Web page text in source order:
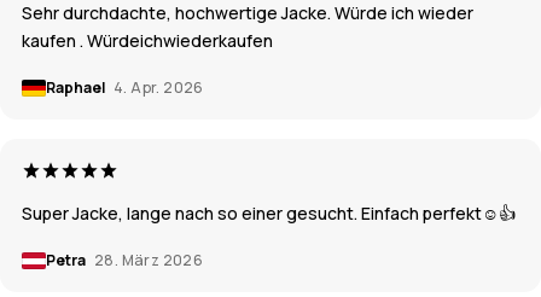
Sehr durchdachte, hochwertige Jacke. Würde ich wieder
kaufen . Würdeichwiederkaufen
Raphael 4. Apr. 2026
Super Jacke, lange nach so einer gesucht. Einfach perfekt☺️👍
Petra 28. März 2026